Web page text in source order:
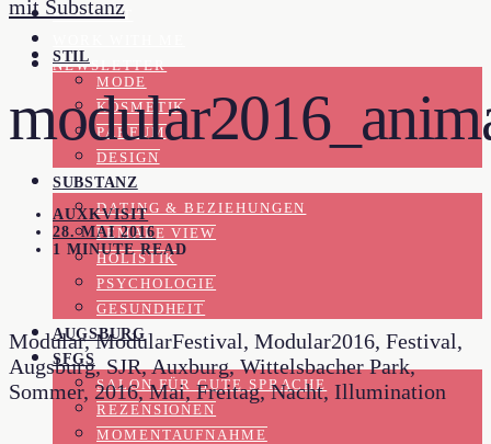
KONTAKT
NEWSLETTER
STIL
MODE
KOSMETIK
PARFUM
DESIGN
SUBSTANZ
DATING & BEZIEHUNGEN
FEMALE VIEW
HOLISTIK
PSYCHOLOGIE
GESUNDHEIT
AUGSBURG
SFGS
SALON FÜR GUTE SPRACHE
REZENSIONEN
MOMENTAUFNAHME
AUXKVISIT
28. MAI 2016
1 MINUTE READ
Modular, ModularFestival, Modular2016, Festival,
Augsburg, SJR, Auxburg, Wittelsbacher Park,
Sommer, 2016, Mai, Freitag, Nacht, Illumination